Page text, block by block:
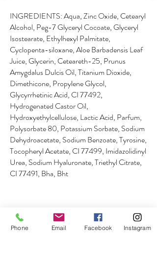
INGREDIENTS: Aqua, Zinc Oxide, Cetearyl
Alcohol, Peg-7 Glyceryl Cocoate, Glyceryl
Isostearate, Ethylhexyl Palmitate,
Cyclopenta-siloxane, Aloe Barbadensis Leaf
Juice, Glycerin, Ceteareth-25, Prunus
Amygdalus Dulcis Oil, Titanium Dioxide,
Dimethicone, Propylene Glycol,
Glycyrrhetinic Acid, CI 77492,
Hydrogenated Castor Oil,
Hydroxyethylcellulose, Lactic Acid, Parfum,
Polysorbate 80, Potassium Sorbate, Sodium
Dehydroacetate, Sodium Benzoate, Tyrosine,
Tocopheryl Acetate, CI 77499, Imidazolidinyl
Urea, Sodium Hyaluronate, Triethyl Citrate,
CI 77491, Bha, Bht
COSMETICI A KM 0
Phone Email Facebook Instagram